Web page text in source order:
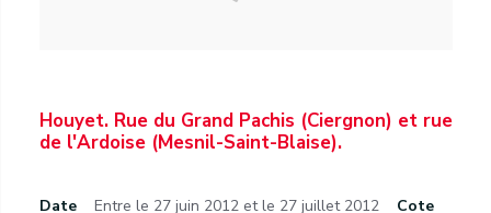
Houyet. Rue du Grand Pachis (Ciergnon) et rue
de l'Ardoise (Mesnil-Saint-Blaise).
Date Entre le 27 juin 2012 et le 27 juillet 2012
Cote